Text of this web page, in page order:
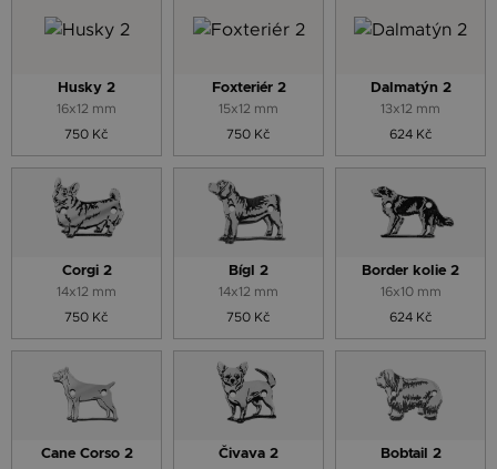
Husky 2
16x12 mm
750 Kč
Foxteriér 2
15x12 mm
750 Kč
Dalmatýn 2
13x12 mm
624 Kč
Corgi 2
14x12 mm
750 Kč
Bígl 2
14x12 mm
750 Kč
Border kolie 2
16x10 mm
624 Kč
Cane Corso 2 Čivava 2 Bobtail 2